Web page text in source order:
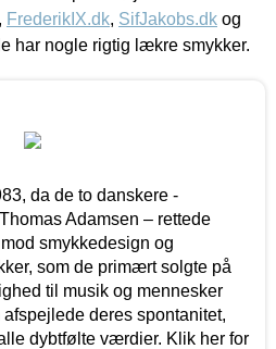
, FrederikIX.dk, SifJakobs.dk og
har nogle rigtig lækre smykker.
da de to danskere -
Adamsen – rettede
smykkedesign og
som de primært solgte på
til musik og mennesker
deres spontanitet,
dybtfølte værdier. Klik her for